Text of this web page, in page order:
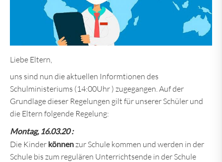
Liebe Eltern,
uns sind nun die aktuellen Informtionen des
Schulministeriums (14:00Uhr ) zugegangen. Auf der
Grundlage dieser Regelungen gilt für unserer Schüler und
die Eltern folgende Regelung:
Montag, 16.03.20 :
Die Kinder könnenzur Schule kommen und werden in der
Schule bis zum regulären Unterrichtsende in der Schule